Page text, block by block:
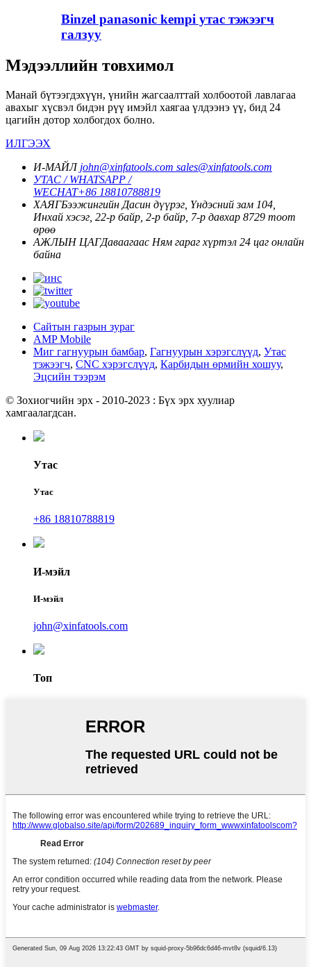
Binzel panasonic kempi утас тэжээгч
галзуу
Мэдээллийн товхимол
Манай бүтээгдэхүүн, үнийн жагсаалттай холбоотой лавлагаа
авахыг хүсвэл бидэн рүү имэйл хаягаа үлдээнэ үү, бид 24
цагийн дотор холбогдох болно.
ИЛГЭЭХ
И-МАЙЛ john@xinfatools.com sales@xinfatools.com
УТАС / WHATSAPP /
WECHAT+86 18810788819
ХАЯГБээжингийн Дасин дүүрэг, Үндэсний зам 104,
Инхай хэсэг, 22-р байр, 2-р байр, 7-р давхар 8729 тоот
өрөө
АЖЛЫН ЦАГДаваагаас Ням гараг хүртэл 24 цаг онлайн
байна
Сайтын газрын зураг
AMP Mobile
Миг гагнуурын бамбар, Гагнуурын хэрэгслүүд, Утас
тэжээгч, CNC хэрэгслүүд, Карбидын өрмийн хошуу,
Эцсийн тээрэм
© Зохиогчийн эрх - 2010-2023 : Бүх эрх хуулиар
хамгаалагдсан.
Утас
Утас
+86 18810788819
И-мэйл
И-мэйл
john@xinfatools.com
Топ